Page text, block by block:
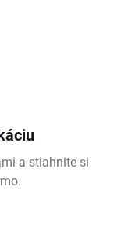
a stiahnite si